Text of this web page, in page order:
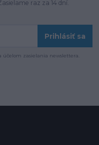
raz za 14 dní.
Prihlásiť sa
účelom zasielania newslettera.